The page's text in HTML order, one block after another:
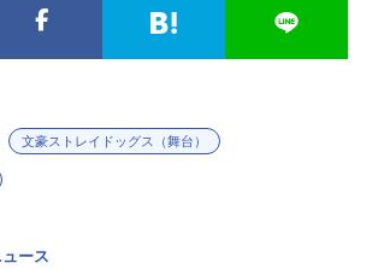
文豪ストレイドッグス（舞台）
ース